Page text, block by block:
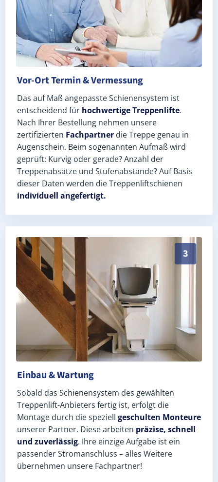
Vor-Ort Termin & Vermessung
Das auf Maß angepasste Schienensystem ist
entscheidend für hochwertige Treppenlifte.
Nach Ihrer Bestellung nehmen unsere
zertifizierten Fachpartner die Treppe genau in
Augenschein. Beim sogenannten Aufmaß wird
geprüft: Kurvig oder gerade? Anzahl der
Treppenabsätze und Stufenabstände? Auf Basis
dieser Daten werden die Treppenliftschienen
individuell angefertigt.
3
Schneller, sauberer Einbau durch zertifizierte
Einbau & Wartung
Sobald das Schienensystem des gewählten
Treppenlift-Anbieters fertig ist, erfolgt die
Montage durch die speziell geschulten Monteure
unserer Partner. Diese arbeiten präzise, schnell
und zuverlässig. Ihre einzige Aufgabe ist ein
passender Stromanschluss – alles Weitere
übernehmen unsere Fachpartner!